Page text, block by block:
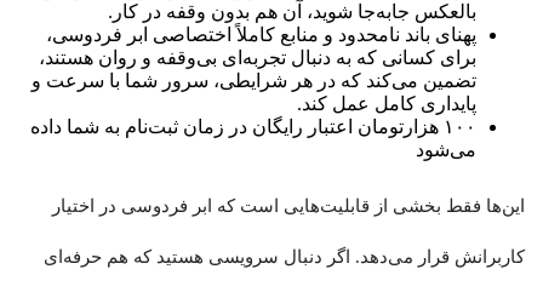
بالعکس جابه‌جا شوید، آن هم بدون وقفه در کار.
پهنای باند نامحدود و منابع کاملاً اختصاصی ابر فردوسی،
برای کسانی که به دنبال تجربه‌ای بی‌وقفه و روان هستند،
تضمین می‌کند که در هر شرایطی، سرور شما با سرعت و
پایداری کامل عمل کند.
۱۰۰ هزارتومان اعتبار رایگان در زمان ثبت‌نام به شما داده
می‌شود
این‌ها فقط بخشی از قابلیت‌هایی است که ابر فردوسی در اختیار
کاربرانش قرار می‌دهد. اگر دنبال سرویسی هستید که هم حرفه‌ای